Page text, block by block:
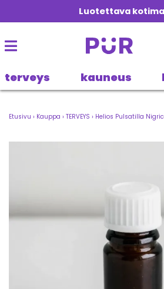
Luotettava
terveys kauneus
Etusivu › Kauppa › TERVEYS › Helios Pulsatilla